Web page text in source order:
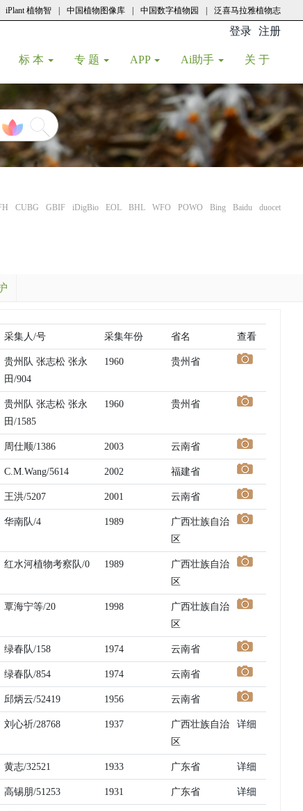
iPlant 植物智 中国植物图像库 中国数字植物园 泛喜马拉雅植物志
登录 注册
标 本 专 题 APP Ai助手 关 于
CUBG GBIF iDigBio EOL BHL WFO POWO Bing Baidu duocet
采集人/号 采集年份 省名 查看
贵州队 张志松 张永
田/904
1960 贵州省
贵州队 张志松 张永
田/1585
1960 贵州省
周仕顺/1386 2003 云南省
C.M.Wang/5614 2002 福建省
王洪/5207 2001 云南省
华南队/4 1989
广西壮族自治
区
红水河植物考察队/0 1989
广西壮族自治
区
覃海宁等/20 1998
广西壮族自治
区
绿春队/158 1974 云南省
绿春队/854 1974 云南省
邱炳云/52419 1956 云南省
刘心祈/28768 1937
广西壮族自治
区
详细
黄志/32521 1933 广东省 详细
高锡朋/51253 1931 广东省 详细